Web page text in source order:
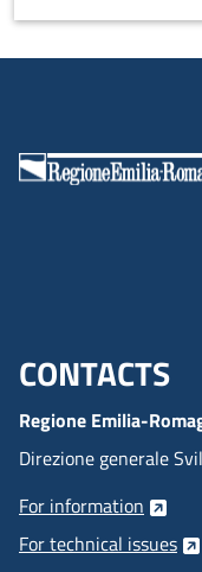
Menu
CONTACTS
Regione Emilia-
Direzione generale
For information
For technical issues